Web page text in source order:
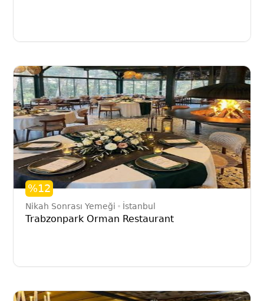
%12
Nikah Sonrası Yemeği İstanbul
Trabzonpark Orman Restaurant